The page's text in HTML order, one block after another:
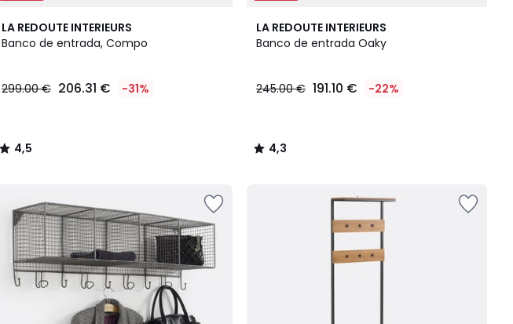
LA REDOUTE INTERIEURS
Banco de entrada, Compo
299.00 € 206.31 € -31%
4,5
/ 5
4,5
/
LA REDOUTE INTERIEURS
Banco de entrada Oaky
245.00 € 191.10 € -22%
4,3
/ 5
4,3
/